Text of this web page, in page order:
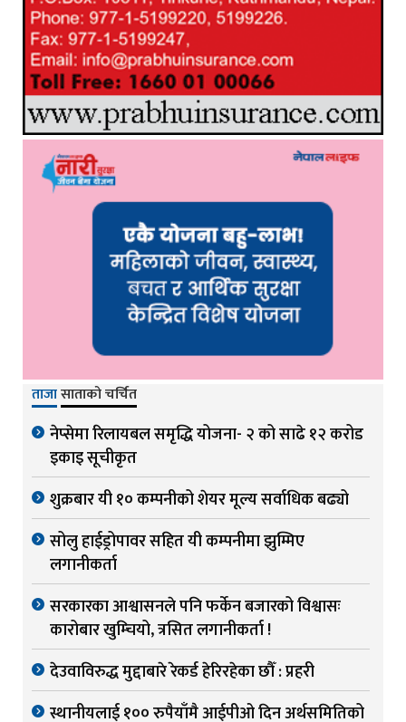
ताजासाताको चर्चित
नेप्सेमा रिलायबल समृद्धि योजना- २ को साढे १२ करोड
इकाइ सूचीकृत
शुक्रबार यी १० कम्पनीको शेयर मूल्य सर्वाधिक बढ्यो
सोलु हाईड्रोपावर सहित यी कम्पनीमा झुम्मिए
लगानीकर्ता
सरकारका आश्वासनले पनि फर्केन बजारको विश्वासः
कारोबार खुम्चियो, त्रसित लगानीकर्ता !
देउवाविरुद्ध मुद्दाबारे रेकर्ड हेरिरहेका छौँ : प्रहरी
स्थानीयलाई १०० रुपैयाँमै आईपीओ दिन अर्थसमितिको